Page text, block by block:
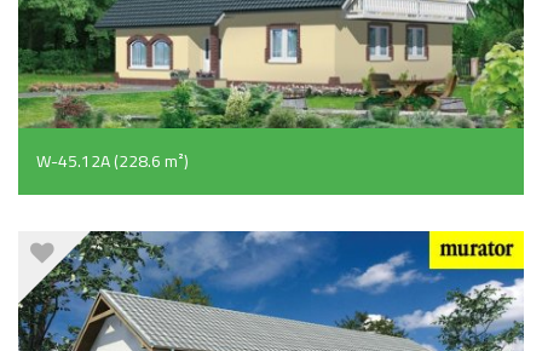
W-45.12A (228.6 m²)